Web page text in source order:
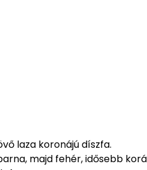
laza koronájú díszfa.
majd fehér, idősebb